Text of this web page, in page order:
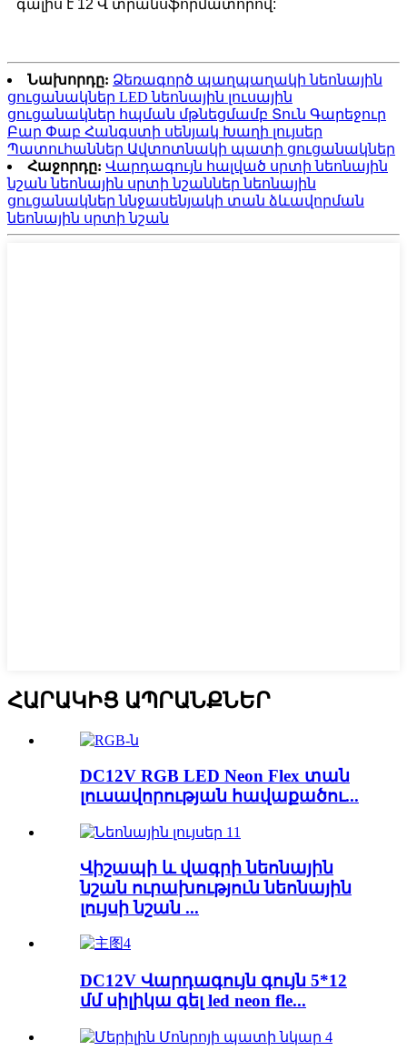
գալիս է 12 Վ տրանսֆորմատորով:
Նախորդը: Ձեռագործ պաղպաղակի նեոնային
ցուցանակներ LED նեոնային լուսային
ցուցանակներ հպման մթնեցմամբ Տուն Գարեջուր
Բար Փաբ Հանգստի սենյակ Խաղի լույսեր
Պատուհաններ Ավտոտնակի պատի ցուցանակներ
Հաջորդը: Վարդագույն հալված սրտի նեոնային
նշան նեոնային սրտի նշաններ նեոնային
ցուցանակներ ննջասենյակի տան ձևավորման
նեոնային սրտի նշան
ՀԱՐԱԿԻՑ ԱՊՐԱՆՔՆԵՐ
DC12V RGB LED Neon Flex տան
լուսավորության հավաքածու...
Վիշապի և վագրի նեոնային
նշան ուրախություն նեոնային
լույսի նշան ...
DC12V Վարդագույն գույն 5*12
մմ սիլիկա գել led neon fle...